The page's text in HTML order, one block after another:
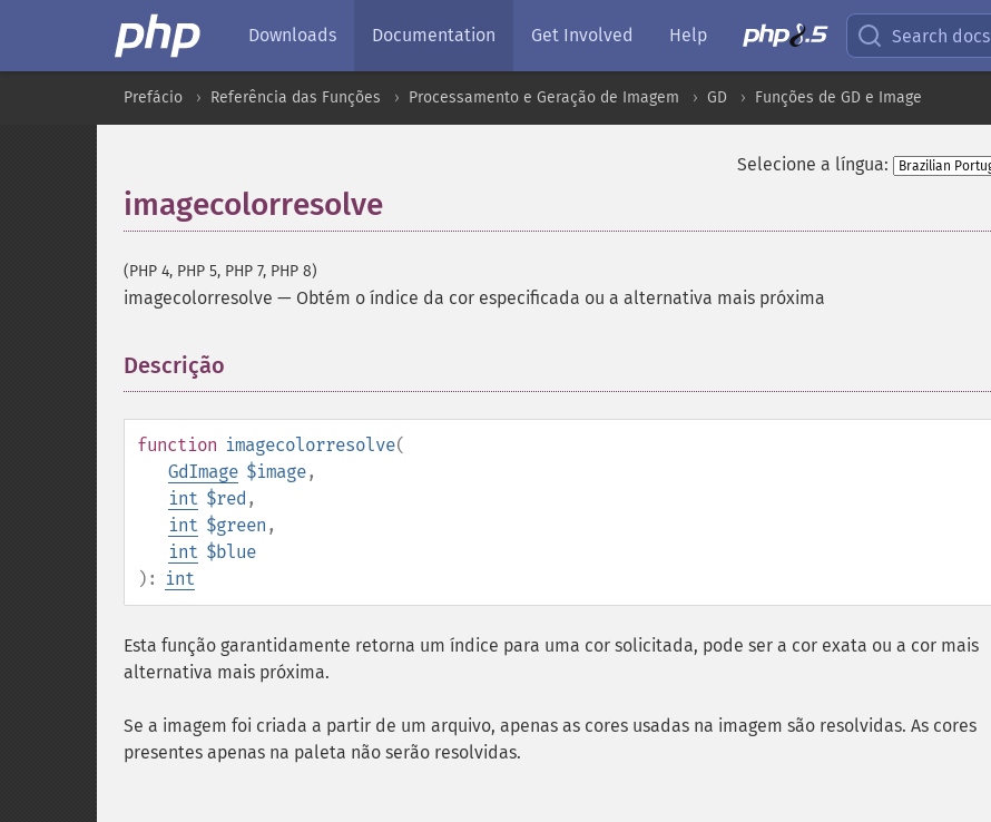
Downloads Documentation Get Involved Help Search docs
Prefácio Referência das Funções Processamento e Geração de Imagem GD Funções de GD e Image
Selecione a língua:
imagecolorresolve
(PHP 4, PHP 5, PHP 7, PHP 8)
imagecolorresolve — Obtém o índice da cor especificada ou a alternativa mais próxima
Descrição
function imagecolorresolve(
GdImage $image,
int $red ,
int $green ,
int $blue
):
int
Esta função garantidamente retorna um índice para uma cor solicitada, pode ser a cor exata ou a cor mais
alternativa mais próxima.
Se a imagem foi criada a partir de um arquivo, apenas as cores usadas na imagem são resolvidas. As cores
presentes apenas na paleta não serão resolvidas.